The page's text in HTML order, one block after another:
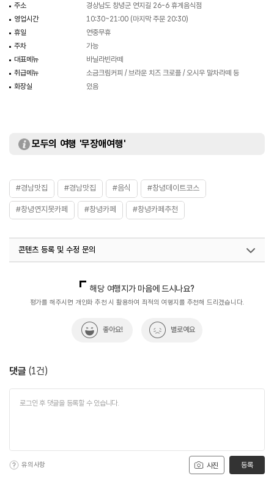
주소
경상남도 창녕군 연지길 26-6 휴게음식점
영업시간
10:30~21:00 (마지막 주문 20:30)
휴일
연중무휴
주차
가능
대표메뉴
바닐라빈라떼
취급메뉴
소금크림커피 / 브라운 치즈 크로플 / 오시우 말차라떼 등
화장실
있음
모두의 여행 '무장애여행'
#경남맛집 #경남맛집 #음식 #창녕데이트코스
#창녕연지못카페 #창녕카페 #창녕카페추천
콘텐츠 등록 및 수정 문의
해당 여행지가 마음에 드시나요?
평가를 해주시면 개인화 추천 시 활용하여 최적의 여행지를 추천해 드리겠습니다.
좋아요! 별로예요
댓글 (1건)
사진
유의사항 등록